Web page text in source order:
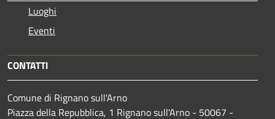
Luoghi
Eventi
CONTATTI
Comune di Rignano sull'Arno
Piazza della Repubblica, 1 Rignano sull'Arno - 50067 -